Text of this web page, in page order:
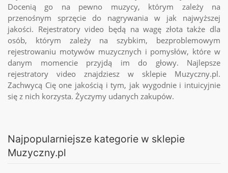
Docenią go na pewno muzycy, którym zależy na
przenośnym sprzęcie do nagrywania w jak najwyższej
jakości. Rejestratory video będą na wagę złota także dla
osób, którym zależy na szybkim, bezproblemowym
rejestrowaniu motywów muzycznych i pomysłów, które w
danym momencie przyjdą im do głowy. Najlepsze
rejestratory video znajdziesz w sklepie Muzyczny.pl.
Zachwycą Cię one jakością i tym, jak wygodnie i intuicyjnie
się z nich korzysta. Życzymy udanych zakupów.
Najpopularniejsze kategorie w sklepie
Muzyczny.pl